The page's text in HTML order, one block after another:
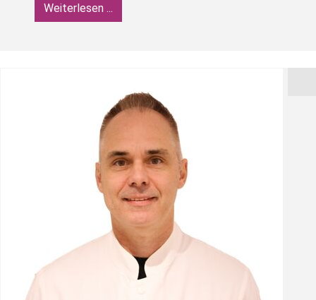
Weiterlesen ...